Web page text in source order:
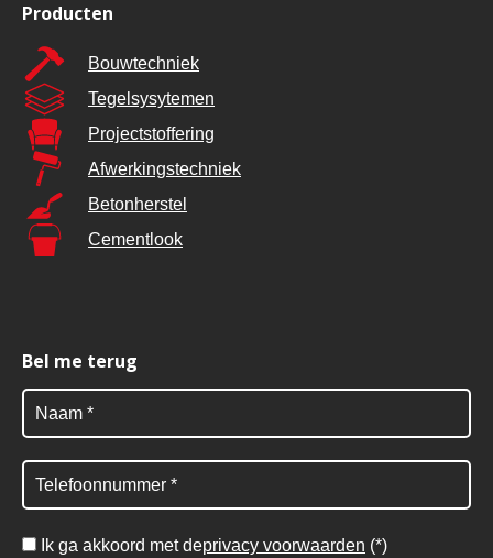
Producten
Bouwtechniek
Tegelsysytemen
Projectstoffering
Afwerkingstechniek
Betonherstel
Cementlook
Bel me terug
Ik ga akkoord met deprivacy voorwaarden (*)